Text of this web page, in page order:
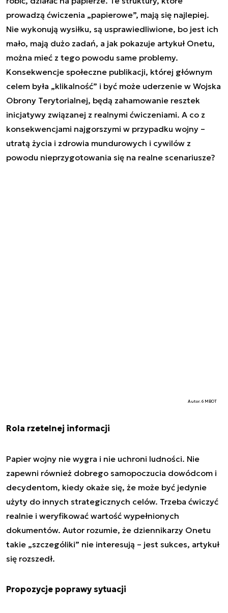
prowadzą ćwiczenia „papierowe”, mają się najlepiej.
Nie wykonują wysiłku, są usprawiedliwione, bo jest ich
mało, mają dużo zadań, a jak pokazuje artykuł Onetu,
można mieć z tego powodu same problemy.
Konsekwencje społeczne publikacji, której głównym
celem była „klikalność” i być może uderzenie w Wojska
Obrony Terytorialnej, będą zahamowanie resztek
inicjatywy związanej z realnymi ćwiczeniami. A co z
konsekwencjami najgorszymi w przypadku wojny –
utratą życia i zdrowia mundurowych i cywilów z
powodu nieprzygotowania się na realne scenariusze?
Autor. 6 MBOT
Rola rzetelnej informacji
Papier wojny nie wygra i nie uchroni ludności. Nie
zapewni również dobrego samopoczucia dowódcom i
decydentom, kiedy okaże się, że może być jedynie
użyty do innych strategicznych celów. Trzeba ćwiczyć
realnie i weryfikować wartość wypełnionych
dokumentów. Autor rozumie, że dziennikarzy Onetu
takie „szczególiki” nie interesują – jest sukces, artykuł
się rozszedł.
Propozycje poprawy sytuacji